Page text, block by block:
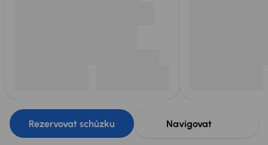
Rezervovat schůzku Navigovat